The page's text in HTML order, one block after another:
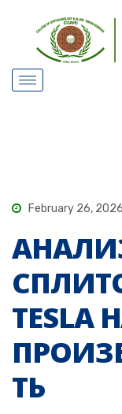
February 26, 2026
ТЬ